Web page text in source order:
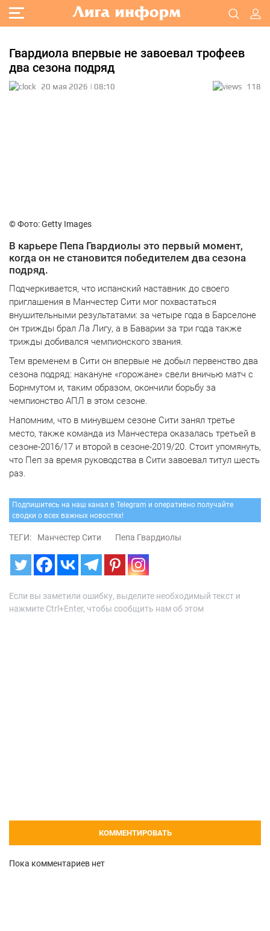
Гвардиола впервые не завоевал трофеев
два сезона подряд
20 мая 2026 | 08:10 118
© Фото: Getty Images
В карьере Пепа Гвардиолы это первый момент,
когда он не становится победителем два сезона
подряд.
Подчеркивается, что испанский наставник до своего
приглашения в Манчестер Сити мог похвастаться
внушительными результатами: за четыре года в Барселоне
он трижды брал Ла Лигу, а в Баварии за три года также
трижды добивался чемпионского звания.
Тем временем в Сити он впервые не добыл первенство два
сезона подряд: накануне «горожане» свели вничью матч с
Борнмутом и, таким образом, окончили борьбу за
чемпионство АПЛ в этом сезоне.
Напомним, что в минувшем сезоне Сити занял третье
место, также команда из Манчестера оказалась третьей в
сезоне-2016/17 и второй в сезоне-2019/20. Стоит упомянуть,
что Пеп за время руководства в Сити завоевал титул шесть
раз.
Подпишитесь на наш канал в Telegram и оперативно получайте
сводки о всех важных новостях!
ТЕГИ: Манчестер Сити Пепа Гвардиолы
Если вы заметили ошибку, выделите необходимый текст и
нажмите Ctrl+Enter, чтобы сообщить нам об этом
КОММЕНТИРОВАТЬ
Пока комментариев нет